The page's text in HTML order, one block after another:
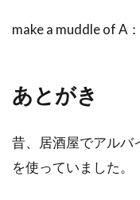
make a muddle of A
あとがき
昔、居酒屋でアルバ
を使っていました。